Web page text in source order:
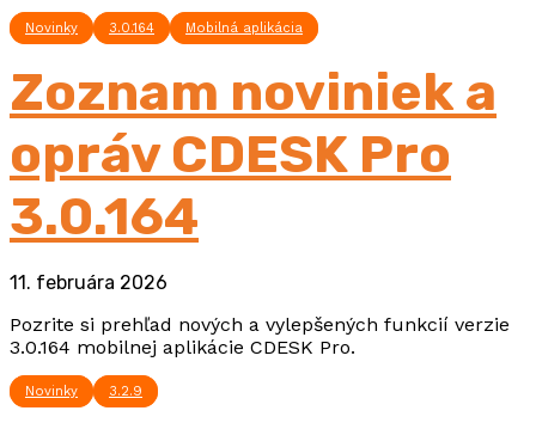
Novinky 3.0.164 Mobilná aplikácia
Zoznam noviniek a
opráv CDESK Pro
3.0.164
11. februára 2026
Pozrite si prehľad nových a vylepšených funkcií verzie
3.0.164 mobilnej aplikácie CDESK Pro.
Novinky 3.2.9